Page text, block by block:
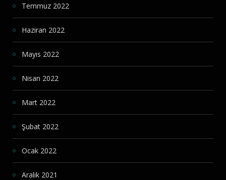
Temmuz 2022
Haziran 2022
Mayıs 2022
Nisan 2022
Mart 2022
Şubat 2022
Ocak 2022
Aralık 2021